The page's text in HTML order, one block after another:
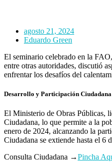
agosto 21, 2024
Eduardo Green
El seminario celebrado en la
entre otras autoridades, discutió
enfrentar los desafíos del
Desarrollo y Participación Ciudadana
El Ministerio de Obras Públicas,
Ciudadana, lo que permite a la
enero de 2024, alcanzando la
Ciudadana se extiende hasta el 6
Consulta Ciudadana →Pincha